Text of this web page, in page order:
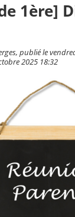
1ère]
publié le
2025 18:32